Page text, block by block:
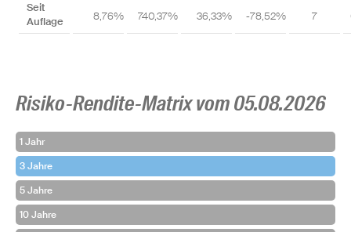
Seit
Auflage
8,76% 740,37% 36,33% -78,52% 7
Risiko-Rendite-Matrix vom 05.08.2026
1 Jahr
3 Jahre
5 Jahre
10 Jahre